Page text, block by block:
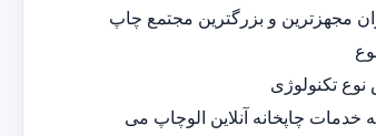
مجهزترین و بزرگترین مجتمع چاپ
تکنولوژی
خدمات چاپخانه آنلاین الوچاپ می